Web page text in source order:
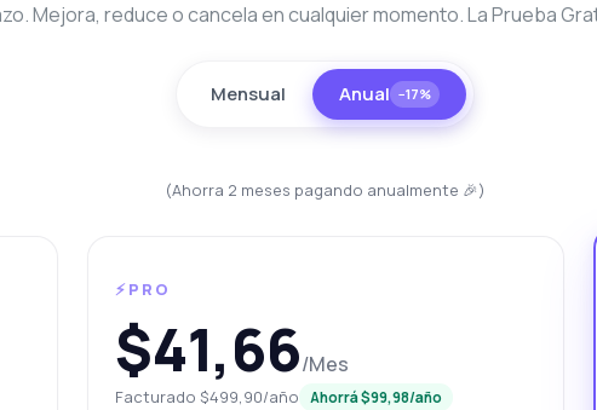
Mejora, reduce o cancela en cualquier momento. La Prueba
Mensual Anual −17%
(Ahorra 2 meses pagando anualmente 🎉)
⚡PRO
$41,66/Mes
Facturado $499,90/año Ahorrá $99,98/año
¿Qué parámetros puedo usar para la búsqueda?
¿Cómo obtengo listados recientes de propiedades?